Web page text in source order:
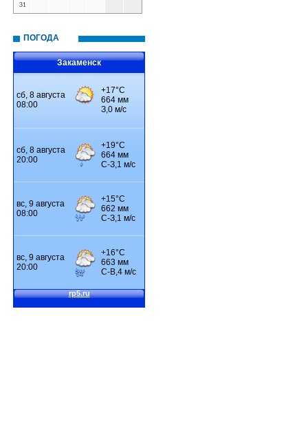
31
ПОГОДА
Закаменск